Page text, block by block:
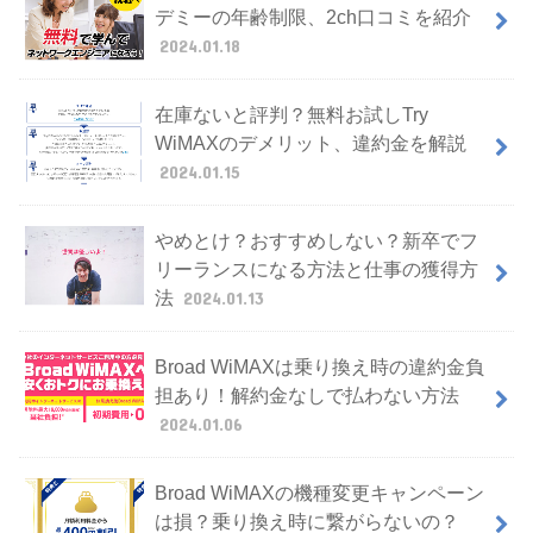
デミーの年齢制限、2ch口コミを紹介
2024.01.18
在庫ないと評判？無料お試しTry
WiMAXのデメリット、違約金を解説
2024.01.15
やめとけ？おすすめしない？新卒でフ
リーランスになる方法と仕事の獲得方
法 2024.01.13
Broad WiMAXは乗り換え時の違約金負
担あり！解約金なしで払わない方法
2024.01.06
Broad WiMAXの機種変更キャンペーン
は損？乗り換え時に繋がらないの？